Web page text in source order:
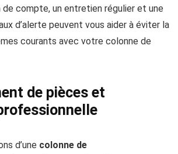
de compte, un entretien régulier et une
d’alerte peuvent vous aider à éviter la
courants avec votre colonne de
de pièces et
d’une colonne de